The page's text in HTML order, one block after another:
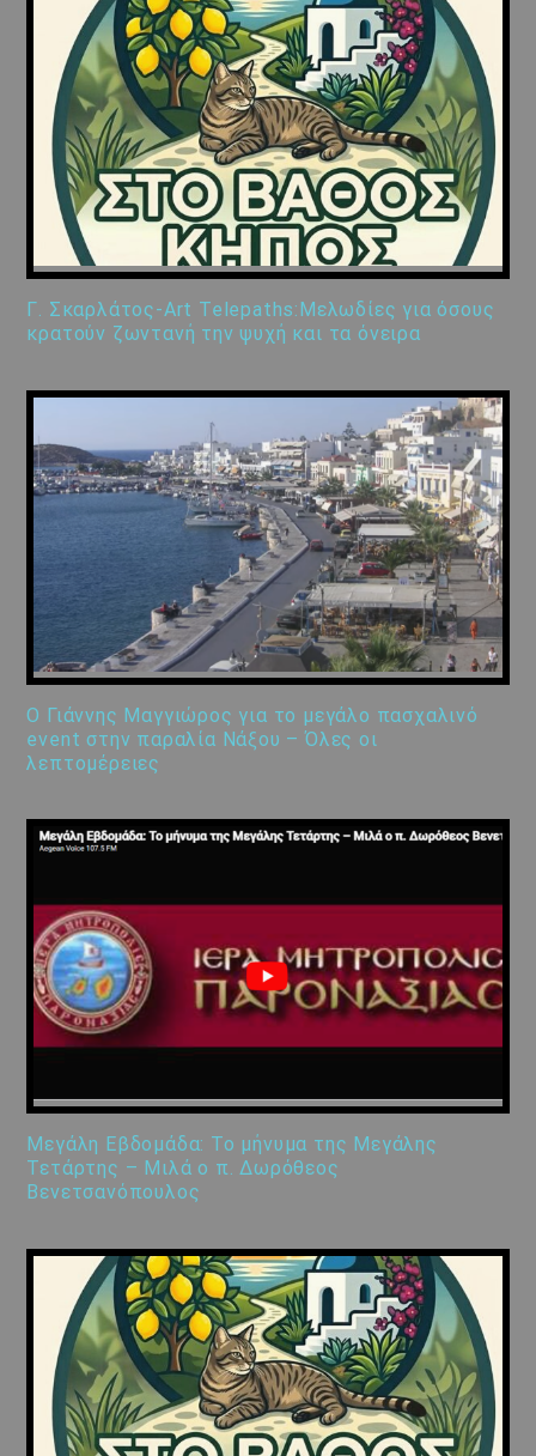
Γ. Σκαρλάτος-Art Telepaths:Μελωδίες για όσους
κρατούν ζωντανή την ψυχή και τα όνειρα
Ο Γιάννης Μαγγιώρος για το μεγάλο πασχαλινό
event στην παραλία Νάξου – Όλες οι
λεπτομέρειες
Μεγάλη Εβδομάδα: Το μήνυμα της Μεγάλης
Τετάρτης – Μιλά ο π. Δωρόθεος
Βενετσανόπουλος